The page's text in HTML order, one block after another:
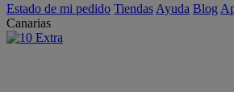
Estado de mi pedido Tiendas Ayuda Blog
Canarias